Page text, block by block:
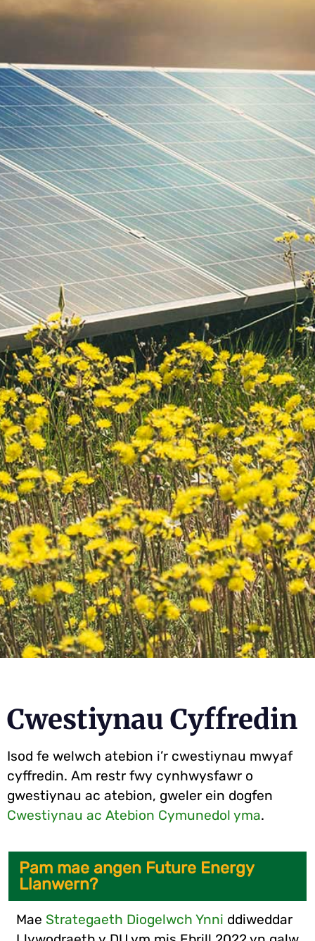
Cwestiynau Cyffredin
Isod fe welwch atebion i’r cwestiynau mwyaf
cyffredin. Am restr fwy cynhwysfawr o
gwestiynau ac atebion, gweler ein dogfen
Cwestiynau ac Atebion Cymunedol yma.
Pam mae angen Future Energy
Llanwern?
Mae Strategaeth Diogelwch Ynni ddiweddar